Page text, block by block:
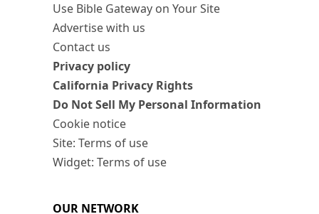
Use Bible Gateway on Your Site
Advertise with us
Contact us
Privacy policy
California Privacy Rights
Do Not Sell My Personal Information
Cookie notice
Site: Terms of use
Widget: Terms of use
OUR NETWORK